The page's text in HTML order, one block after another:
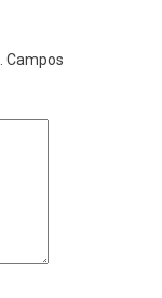
Campos